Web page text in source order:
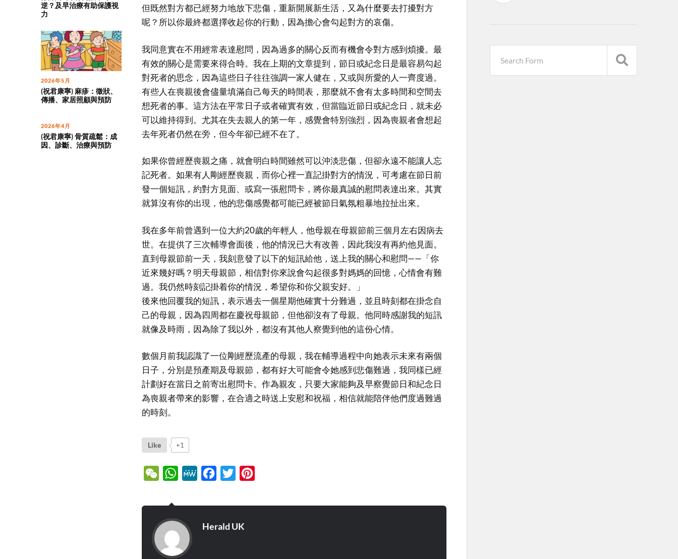
逆？及早治療有助保護視
力
2026年5月
(祝君康寧) 麻疹：徵狀、
傳播、家居照顧與預防
2026年4月
(祝君康寧) 骨質疏鬆：成
因、診斷、治療與預防
但既然對方都已經努力地放下悲傷，重新開展新生活，又為什麼要去打擾對方
呢？所以你最終都選擇收起你的行動，因為擔心會勾起對方的哀傷。
我同意實在不用經常表達慰問，因為過多的關心反而有機會令對方感到煩擾。最
有效的關心是需要來得合時。我在上期的文章提到，節日或紀念日是最容易勾起
對死者的思念，因為這些日子往往強調一家人健在，又或與所愛的人一齊度過。
有些人在喪親後會儘量填滿自己每天的時間表，那麼就不會有太多時間和空間去
想死者的事。這方法在平常日子或者確實有效，但當臨近節日或紀念日，就未必
可以維持得到。尤其在失去親人的第一年，感覺會特別強烈，因為喪親者會想起
去年死者仍然在旁，但今年卻已經不在了。
如果你曾經歷喪親之痛，就會明白時間雖然可以沖淡悲傷，但卻永遠不能讓人忘
記死者。如果有人剛經歷喪親，而你心裡一直記掛對方的情況，可考慮在節日前
發一個短訊，約對方見面、或寫一張慰問卡，將你最真誠的慰問表達出來。其實
就算沒有你的出現，他的悲傷感覺都可能已經被節日氣氛粗暴地拉扯出來。
我在多年前曾遇到一位大約20歲的年輕人，他母親在母親節前三個月左右因病去
世。在提供了三次輔導會面後，他的情況已大有改善，因此我沒有再約他見面。
直到母親節前一天，我刻意發了以下的短訊給他，送上我的關心和慰問——「你
近來幾好嗎？明天母親節，相信對你來說會勾起很多對媽媽的回憶，心情會有難
過。我仍然時刻記掛着你的情況，希望你和你父親安好。」
後來他回覆我的短訊，表示過去一個星期他確實十分難過，並且時刻都在掛念自
己的母親，因為四周都在慶祝母親節，但他卻沒有了母親。他同時感謝我的短訊
就像及時雨，因為除了我以外，都沒有其他人察覺到他的這份心情。
數個月前我認識了一位剛經歷流產的母親，我在輔導過程中向她表示未來有兩個
日子，分別是預產期及母親節，都有好大可能會令她感到悲傷難過，我同樣已經
計劃好在當日之前寄出慰問卡。作為親友，只要大家能夠及早察覺節日和紀念日
為喪親者帶來的影響，在合適之時送上安慰和祝福，相信就能陪伴他們度過難過
的時刻。
Like +1
WeChatWhatsApp
MeWe Facebook
Twitter
Herald UK